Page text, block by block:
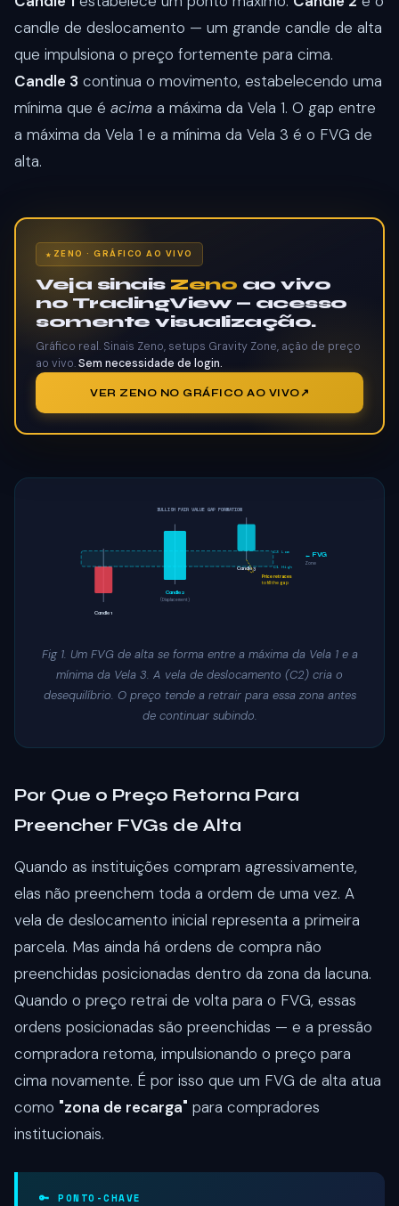
candle de deslocamento — um grande candle de alta
que impulsiona o preço fortemente para cima.
Candle 3 continua o movimento, estabelecendo uma
mínima que é acima a máxima da Vela 1. O gap entre
a máxima da Vela 1 e a mínima da Vela 3 é o FVG de
alta.
ZENO · GRÁFICO AO VIVO
Veja sinais Zeno ao vivo
no TradingView — acesso
somente visualização.
Gráfico real. Sinais Zeno, setups Gravity Zone, ação de preço
ao vivo.Sem necessidade de login.
VER ZENO NO GRÁFICO AO VIVO
BULLISH FAIR VALUE GAP FORMATION
Candle 1
C1 High
Candle 2
(Displacement)
Candle 3
C3 Low
← FVG
Zone
Price retraces
to fill the gap
Fig 1. Um FVG de alta se forma entre a máxima da Vela 1 e a
mínima da Vela 3. A vela de deslocamento (C2) cria o
desequilíbrio. O preço tende a retrair para essa zona antes
de continuar subindo.
Por Que o Preço Retorna Para
Preencher FVGs de Alta
Quando as instituições compram agressivamente,
elas não preenchem toda a ordem de uma vez. A
vela de deslocamento inicial representa a primeira
parcela. Mas ainda há ordens de compra não
preenchidas posicionadas dentro da zona da lacuna.
Quando o preço retrai de volta para o FVG, essas
ordens posicionadas são preenchidas — e a pressão
compradora retoma, impulsionando o preço para
cima novamente. É por isso que um FVG de alta atua
como "zona de recarga" para compradores
institucionais.
🔑 PONTO-CHAVE